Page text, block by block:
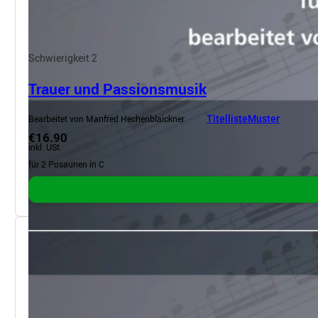
Schwierigkeit 2
Trauer und Passionsmusik
Bearbeitet von Manfred Hechenblaickner TitellisteMuster
€16.90
inkl. USt.
für 2 Posaunen in C